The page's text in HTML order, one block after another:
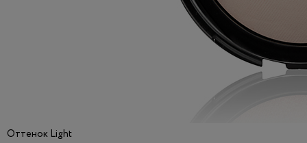
Оттенок Light